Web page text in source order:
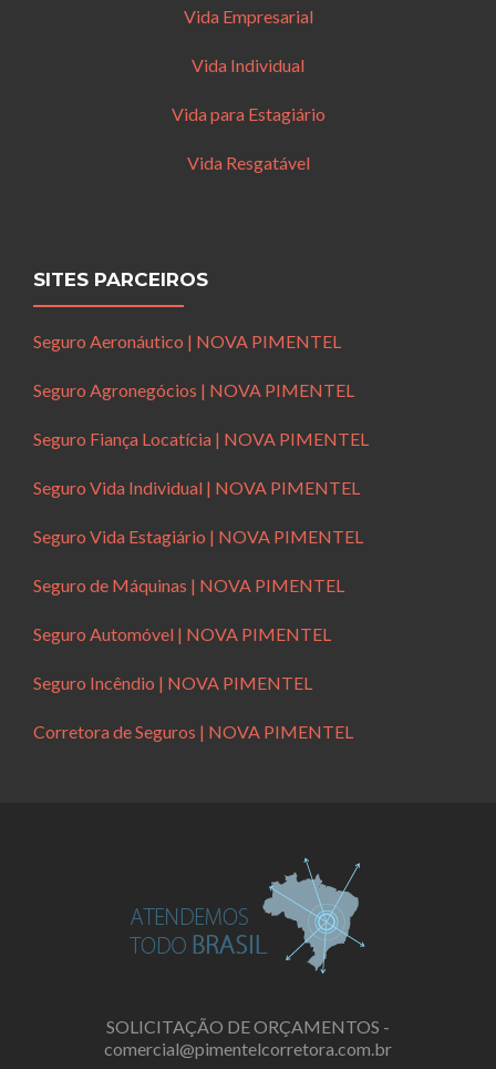
Vida Empresarial
Vida Individual
Vida para Estagiário
Vida Resgatável
SITES PARCEIROS
Seguro Aeronáutico | NOVA PIMENTEL
Seguro Agronegócios | NOVA PIMENTEL
Seguro Fiança Locatícia | NOVA PIMENTEL
Seguro Vida Individual | NOVA PIMENTEL
Seguro Vida Estagiário | NOVA PIMENTEL
Seguro de Máquinas | NOVA PIMENTEL
Seguro Automóvel | NOVA PIMENTEL
Seguro Incêndio | NOVA PIMENTEL
Corretora de Seguros | NOVA PIMENTEL
SOLICITAÇÃO DE ORÇAMENTOS -
comercial@pimentelcorretora.com.br